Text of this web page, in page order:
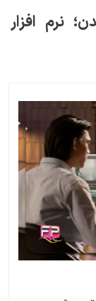
نرم افزار